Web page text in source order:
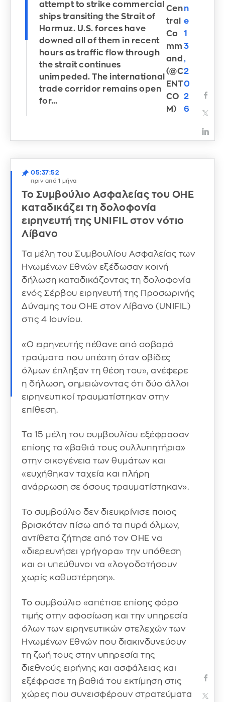
attempt to strike commercial
ships transiting the Strait of
Hormuz. U.S. forces have
downed all of them in recent
hours as traffic flow through
the strait continues
unimpeded. The international
trade corridor remains open
for…
Cen
tral
Co
mm
and
(@C
ENT
CO
M)
n
e
1
3
,
2
0
2
6
05:37:52
πριν από 1 μήνα
Το Συμβούλιο Ασφαλείας του ΟΗΕ
καταδικάζει τη δολοφονία
ειρηνευτή της UNIFIL στον νότιο
Λίβανο
Τα μέλη του Συμβουλίου Ασφαλείας των
Ηνωμένων Εθνών εξέδωσαν κοινή
δήλωση καταδικάζοντας τη δολοφονία
ενός Σέρβου ειρηνευτή της Προσωρινής
Δύναμης του ΟΗΕ στον Λίβανο (UNIFIL)
στις 4 Ιουνίου.
«Ο ειρηνευτής πέθανε από σοβαρά
τραύματα που υπέστη όταν οβίδες
όλμων έπληξαν τη θέση του», ανέφερε
η δήλωση, σημειώνοντας ότι δύο άλλοι
ειρηνευτικοί τραυματίστηκαν στην
επίθεση.
Τα 15 μέλη του συμβουλίου εξέφρασαν
επίσης τα «βαθιά τους συλλυπητήρια»
στην οικογένεια των θυμάτων και
«ευχήθηκαν ταχεία και πλήρη
ανάρρωση σε όσους τραυματίστηκαν».
Το συμβούλιο δεν διευκρίνισε ποιος
βρισκόταν πίσω από τα πυρά όλμων,
αντίθετα ζήτησε από τον ΟΗΕ να
«διερευνήσει γρήγορα» την υπόθεση
και οι υπεύθυνοι να «λογοδοτήσουν
χωρίς καθυστέρηση».
Το συμβούλιο «απέτισε επίσης φόρο
τιμής στην αφοσίωση και την υπηρεσία
όλων των ειρηνευτικών στελεχών των
Ηνωμένων Εθνών που διακινδυνεύουν
τη ζωή τους στην υπηρεσία της
διεθνούς ειρήνης και ασφάλειας και
εξέφρασε τη βαθιά του εκτίμηση στις
χώρες που συνεισφέρουν στρατεύματα